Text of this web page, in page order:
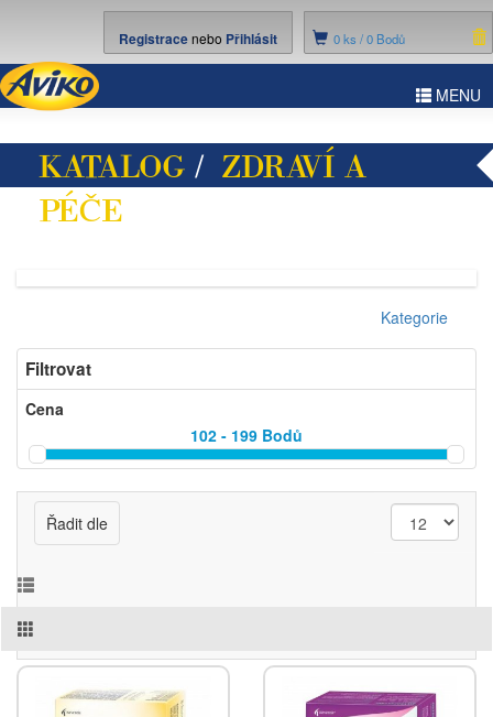
0ks /0 Bodů
Registracenebo Přihlásit
MENU
KATALOG / ZDRAVÍ A
PÉČE
Kategorie
Filtrovat
Cena
102 - 199 Bodů
Řadit dle